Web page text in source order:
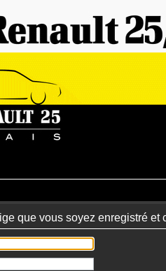
que vous soyez enregistré